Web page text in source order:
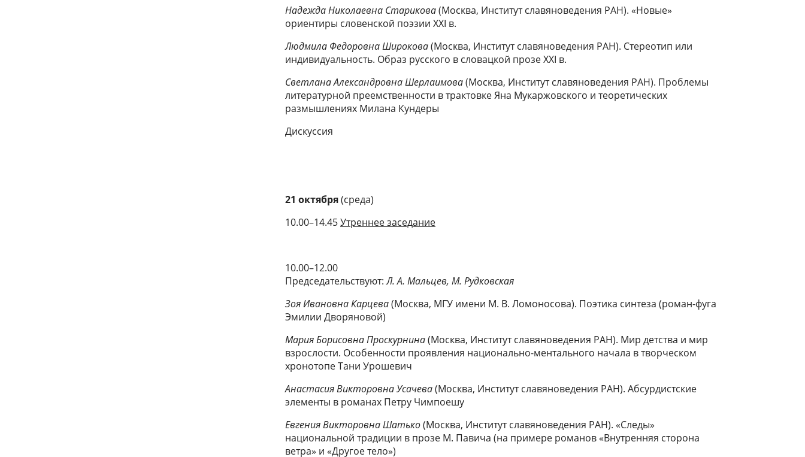
Надежда Николаевна Старикова(Москва, Институт славяноведения РАН). «Новые»
ориентиры словенской поэзии XXI в.
Людмила Федоровна Широкова(Москва, Институт славяноведения РАН). Стереотип или
индивидуальность. Образ русского в словацкой прозе XXI в.
Светлана Александровна Шерлаимова(Москва, Институт славяноведения РАН). Проблемы
литературной преемственности в трактовке Яна Мукаржовского и теоретических
размышлениях Милана Кундеры
Дискуссия
21 октября(среда)
10.00–14.45Утреннее заседание
10.00–12.00
Председательствуют:Л. А. Мальцев, М. Рудковская
Зоя Ивановна Карцева(Москва, МГУ имени М. В. Ломоносова). Поэтика синтеза (роман-фуга
Эмилии Дворяновой)
Мария Борисовна Проскурнина(Москва, Институт славяноведения РАН). Мир детства и мир
взрослости. Особенности проявления национально-ментального начала в творческом
хронотопе Тани Урошевич
Анастасия Викторовна Усачева(Москва, Институт славяноведения РАН). Абсурдистские
элементы в романах Петру Чимпоешу
Евгения Викторовна Шатько(Москва, Институт славяноведения РАН). «Следы»
национальной традиции в прозе М. Павича (на примере романов «Внутренняя сторона
ветра» и «Другое тело»)